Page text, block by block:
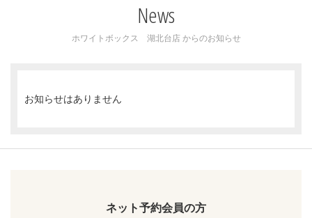
News
ホワイトボックス 湖北台店 からのお知らせ
お知らせはありません
ネット予約会員の方